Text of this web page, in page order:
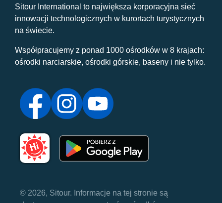
Sitour International to największa korporacyjna sieć
innowacji technologicznych w kurortach turystycznych
na świecie.
Współpracujemy z ponad 1000 ośrodków w 8 krajach:
ośrodki narciarskie, ośrodki górskie, baseny i nie tylko.
© 2026, Sitour. Informacje na tej stronie są